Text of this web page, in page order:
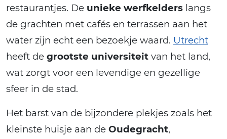
restaurantjes. De unieke werfkelders langs
de grachten met cafés en terrassen aan het
water zijn echt een bezoekje waard. Utrecht
heeft de grootste universiteit van het land,
wat zorgt voor een levendige en gezellige
sfeer in de stad.
Het barst van de bijzondere plekjes zoals het
kleinste huisje aan de Oudegracht,